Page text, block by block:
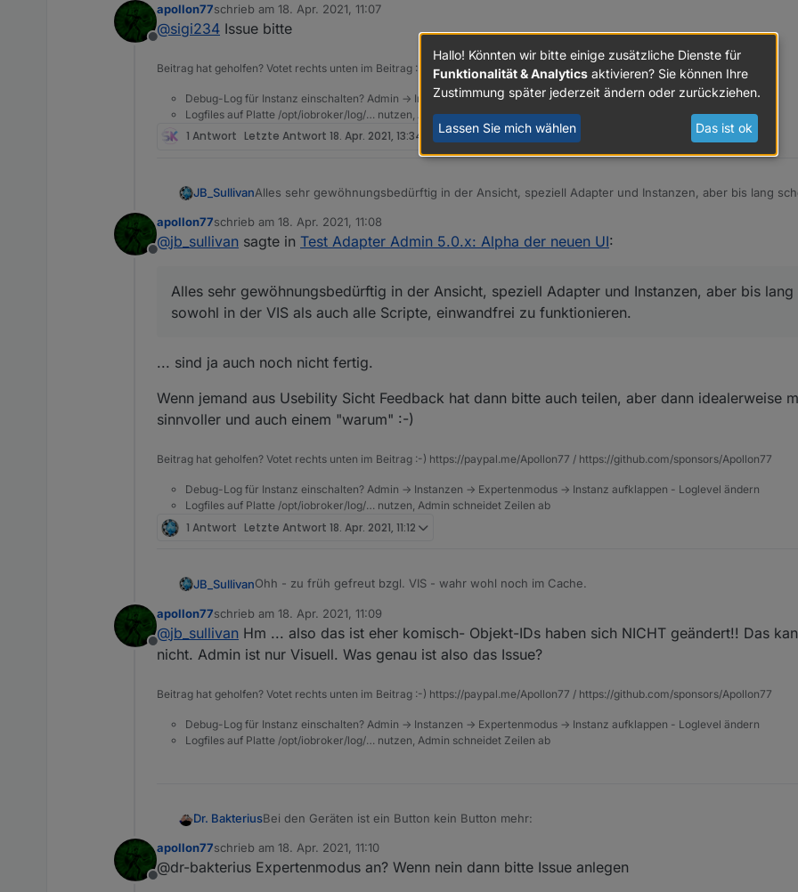
Info Panel nimmt den Darkmode nicht an und die "Meine Adapter" Liste wird nicht geladen
Ein visueller Hinweis (so wie z.B. bei den Skripten) auf die individuelle Sortierbarkeit des linken
nur durch Zufall rausgefunden, das die Menüpunkte nach eigenem Geschmack angeordnet
BtW - wo ist der Button für das LOG geblieben?
Logs (Protokoll) werden nicht angezeigt. Bei Euch auch so?
Offline
apollon77schrieb am 18. Apr. 2021, 11:07
zuletzt editiert von
@sigi234 Issue bitte
Beitrag hat geholfen? Votet rechts unten im Beitrag :-) https://paypal.me/Apollon77 / https://github.com/sponsors/Apollon77
Debug-Log für Instanz einschalten? Admin -> Instanzen -> Expertenmodus -> Instanz aufklappen - Loglevel ändern
Logfiles auf Platte /opt/iobroker/log/… nutzen, Admin schneidet Zeilen ab
1 Antwort Letzte Antwort 18. Apr. 2021, 13:34
JB_SullivanAlles sehr gewöhnungsbedürftig in der Ansicht, speziell Adapter und Instanzen, aber bis lang
In der Admin Umstellung steckt bestimmt ein Sack voll Arbeit drin - vielen Dank dafür an das
Offline
apollon77schrieb am 18. Apr. 2021, 11:08
zuletzt editiert von
@jb_sullivan sagte in Test Adapter Admin 5.0.x: Alpha der neuen UI:
Alles sehr gewöhnungsbedürftig in der Ansicht, speziell Adapter und Instanzen, aber bis lang
sowohl in der VIS als auch alle Scripte, einwandfrei zu funktionieren.
... sind ja auch noch nicht fertig.
Wenn jemand aus Usebility Sicht Feedback hat dann bitte auch teilen, aber dann idealerweise
sinnvoller und auch einem "warum" :-)
Beitrag hat geholfen? Votet rechts unten im Beitrag :-) https://paypal.me/Apollon77 / https://github.com/sponsors/Apollon77
Debug-Log für Instanz einschalten? Admin -> Instanzen -> Expertenmodus -> Instanz aufklappen - Loglevel ändern
Logfiles auf Platte /opt/iobroker/log/… nutzen, Admin schneidet Zeilen ab
1 Antwort Letzte Antwort 18. Apr. 2021, 11:12
JB_SullivanOhh - zu früh gefreut bzgl. VIS - wahr wohl noch im Cache.
Also so wie ich das sehe, haben viele Objektbäume eine neue Struktur bekommen.
Konkret ist es mir bis jetzt bei 0_userdata und modbus aufgefallen. Dadurch passen natürlich die ganzen DP
EDIT: Ich habe es versucht zu eruieren - also die Verknüpfungsfehler im VIS scheinen in erster Linie von Bindings und
Datenpunkten zu kommen, die über ein Script erstellt sind. Genau nachvollziehen konnte ich es
im VIS Editor die entsprechende Seite oder auch im Script Editor das entsprechende Script
Datenpunkte im VIS wieder OK.
Entweder ein Cache Fehler oder unter dem neuen Admin muss man erst einmal die Scripte und
schließen, das sich die Datenpunkte aktualisieren - ehrlich gesagt, kann ich es im Moment nicht
Offline
apollon77schrieb am 18. Apr. 2021, 11:09
zuletzt editiert von
@jb_sullivan Hm ... also das ist eher komisch- Objekt-IDs haben sich NICHT geändert!! Das
nicht. Admin ist nur Visuell. Was genau ist also das Issue?
Beitrag hat geholfen? Votet rechts unten im Beitrag :-) https://paypal.me/Apollon77 / https://github.com/sponsors/Apollon77
Debug-Log für Instanz einschalten? Admin -> Instanzen -> Expertenmodus -> Instanz aufklappen - Loglevel ändern
Logfiles auf Platte /opt/iobroker/log/… nutzen, Admin schneidet Zeilen ab
Dr. BakteriusBei den Geräten ist ein Button kein Button mehr:
Offline
apollon77schrieb am 18. Apr. 2021, 11:10
zuletzt editiert von
@dr-bakterius Expertenmodus an? Wenn nein dann bitte Issue anlegen
Hallo! Könnten wir bitte einige zusätzliche Dienste für
Funktionalität & Analytics aktivieren? Sie können Ihre
Zustimmung später jederzeit ändern oder zurückziehen.
Lassen Sie mich wählen Das ist ok